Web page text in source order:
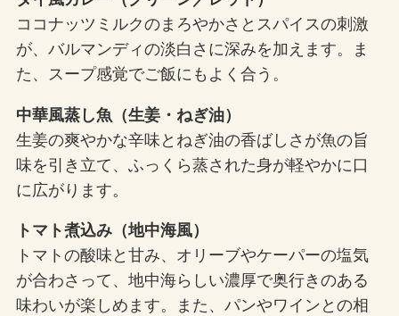
ココナッツミルクのまろやかさとスパイスの刺激
が、バルマンディの淡白さに深みを加えます。ま
た、スープ感覚でご飯にもよく合う。
中華風蒸し魚（生姜・ねぎ油）
生姜の爽やかな辛味とねぎ油の香ばしさが魚の旨
味を引き立て、ふっくら蒸された身が軽やかに口
に広がります。
トマト煮込み（地中海風）
トマトの酸味と甘み、オリーブやケーパーの塩気
が合わさって、地中海らしい濃厚で奥行きのある
味わいが楽しめます。また、パンやワインとの相